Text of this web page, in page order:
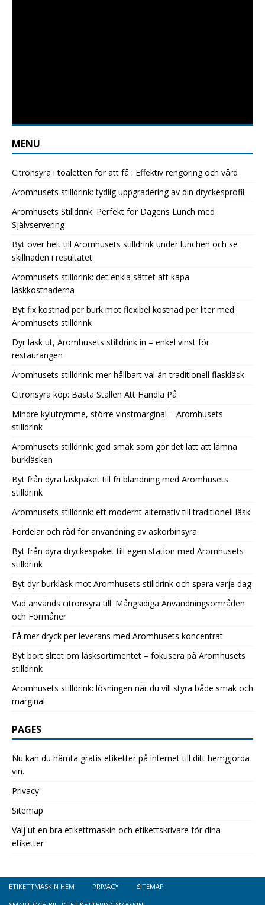
MENU
Citronsyra i toaletten för att få : Effektiv rengöring och vård
Aromhusets stilldrink: tydlig uppgradering av din dryckesprofil
Aromhusets Stilldrink: Perfekt för Dagens Lunch med
Självservering
Byt över helt till Aromhusets stilldrink under lunchen och se
skillnaden i resultatet
Aromhusets stilldrink: det enkla sättet att kapa
läskkostnaderna
Byt fix kostnad per burk mot flexibel kostnad per liter med
Aromhusets stilldrink
Dyr läsk ut, Aromhusets stilldrink in – enkel vinst för
restaurangen
Aromhusets stilldrink: mer hållbart val än traditionell flaskläsk
Citronsyra köp: Bästa Ställen Att Handla På
Mindre kylutrymme, större vinstmarginal – Aromhusets
stilldrink
Aromhusets stilldrink: god smak som gör det lätt att lämna
burkläsken
Byt från dyra läskpaket till fri blandning med Aromhusets
stilldrink
Aromhusets stilldrink: ett modernt alternativ till traditionell läsk
Fördelar och råd för användning av askorbinsyra
Byt från dyra dryckespaket till egen station med Aromhusets
stilldrink
Byt dyr burkläsk mot Aromhusets stilldrink och spara varje dag
Vad används citronsyra till: Mångsidiga Användningsområden
och Förmåner
Få mer dryck per leverans med Aromhusets koncentrat
Byt bort slitet om läsksortimentet – fokusera på Aromhusets
stilldrink
Aromhusets stilldrink: lösningen när du vill styra både smak och
marginal
PAGES
Nu kan du hämta gratis etiketter på internet till ditt hemgjorda
vin.
Privacy
Sitemap
Välj ut en bra etikettmaskin och etikettskrivare för dina
etiketter
ETIKETTMASKIN HEM PRIVACY SITEMAP